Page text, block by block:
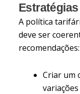
A política
deve ser
recomendações:
Criar um